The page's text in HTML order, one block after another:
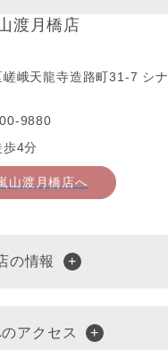
渡月橋店
峨天龍寺造路町31-7 シナ
9880
歩4分
山渡月橋店へ
の情報
アクセス